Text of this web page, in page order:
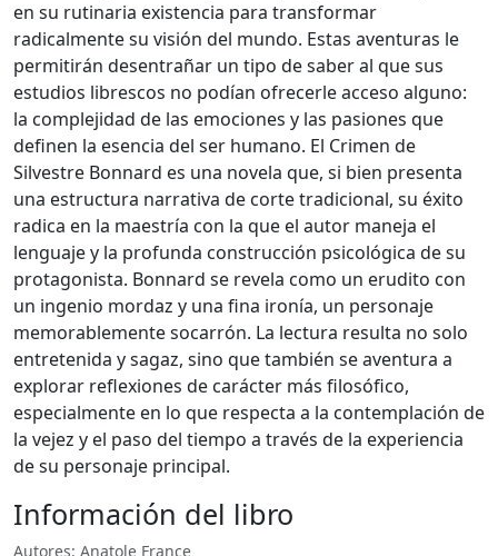
en su rutinaria existencia para transformar
radicalmente su visión del mundo. Estas aventuras le
permitirán desentrañar un tipo de saber al que sus
estudios librescos no podían ofrecerle acceso alguno:
la complejidad de las emociones y las pasiones que
definen la esencia del ser humano. El Crimen de
Silvestre Bonnard es una novela que, si bien presenta
una estructura narrativa de corte tradicional, su éxito
radica en la maestría con la que el autor maneja el
lenguaje y la profunda construcción psicológica de su
protagonista. Bonnard se revela como un erudito con
un ingenio mordaz y una fina ironía, un personaje
memorablemente socarrón. La lectura resulta no solo
entretenida y sagaz, sino que también se aventura a
explorar reflexiones de carácter más filosófico,
especialmente en lo que respecta a la contemplación de
la vejez y el paso del tiempo a través de la experiencia
de su personaje principal.
Información del libro
Autores: Anatole France